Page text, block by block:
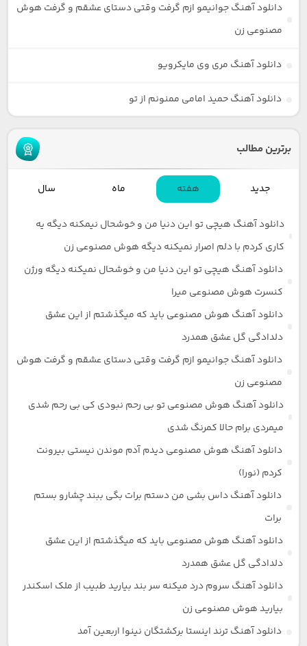
دانلود آهنگ جوانیمو ازم گرفت وقتی دستای عشقم و گرفت هوش
مصنوعی زن
دانلود آهنگ مری وی مایکرویو
دانلود آهنگ حمید امامی ممنونم از تو
برترین مطالب
جدید هفته ماه سال
دانلود آهنگ هیچی تو این دنیا من و خوشحال نیمکنه دیگه یه
کاری کردم با دلم اصرار نمیکنه دیگه هوش مصنوعی زن
دانلود آهنگ هیچی تو این دنیا من و خوشحال نمیکنه دیگه ورژن
کنسرت هوش مصنوعی میرا
دانلود آهنگ هوش مصنوعی باید که میگذشتم از این عشق
دلدادگی گل عشق همدرد
دانلود آهنگ جوانیمو ازم گرفت وقتی دستای عشقم و گرفت هوش
مصنوعی زن
دانلود آهنگ هوش مصنوعی تو بی رحم نبودی کی بی رحم شدی
میمردی برام حالا کمرنگ شدی
دانلود آهنگ هوش مصنوعی دیدم آدم موندن نیستی بیرونت
کردم (نورا)
دانلود آهنگ داس بشی من دستم برات بگی ببند چشارو بستم
برات
دانلود آهنگ هوش مصنوعی باید که میگذشتم از این عشق
دلدادگی گل عشق همدرد
دانلود آهنگ سروم درد میکنه سر بند بیارید طبیب از ملک اسکندر
بیارید هوش مصنوعی زن
دانلود آهنگ ترند اینستا برکشتگان نینوا اربعین آمد